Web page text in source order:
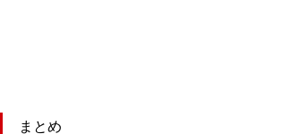
まとめ